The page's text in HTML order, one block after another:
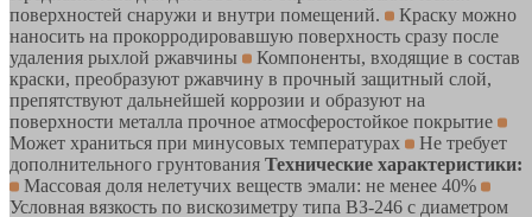
поверхностей снаружи и внутри помещений.
Краску можно
наносить на прокорродировавшую поверхность сразу после
удаления рыхлой ржавчины
Компоненты, входящие в состав
краски, преобразуют ржавчину в прочный защитный слой,
препятствуют дальнейшей коррозии и образуют на
поверхности металла прочное атмосферостойкое покрытие
Может храниться при минусовых температурах
Не требует
дополнительного грунтования Технические характеристики:
Массовая доля нелетучих веществ эмали: не менее 40%
Условная вязкость по вискозиметру типа ВЗ-246 с диаметром